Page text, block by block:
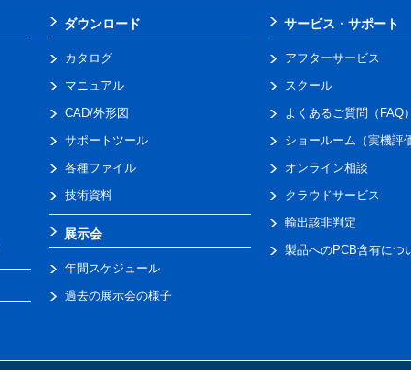
ダウンロード
カタログ
マニュアル
CAD/外形図
サポートツール
各種ファイル
技術資料
展示会
年間スケジュール
過去の展示会の様子
サービス・サポート
アフターサービス
スクール
よくあるご質問（FAQ）
ショールーム（実機評
オンライン相談
クラウドサービス
輸出該非判定
製品へのPCB含有につ